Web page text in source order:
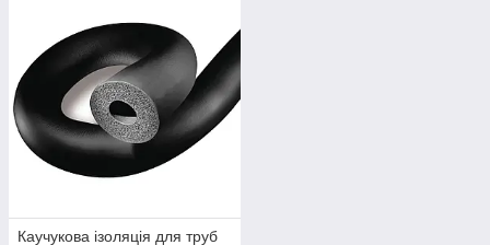
Каучукова ізоляція для труб